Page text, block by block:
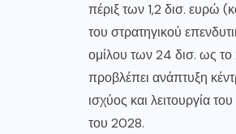
πέριξ των 1,2 δισ. ευρώ
του στρατηγικού
ομίλου των 24 δισ. ως
προβλέπει ανάπτυξη
ισχύος και λειτουργία
του 2028.